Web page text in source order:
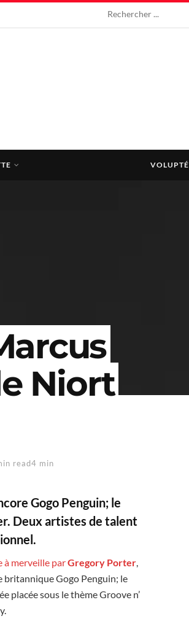
VOLUPTÉ
Niort
read4 min
Gogo Penguin; le
Deux artistes de talent
à merveille parGregory Porter,
britannique Gogo Penguin; le
placée sous le thème Groove n’